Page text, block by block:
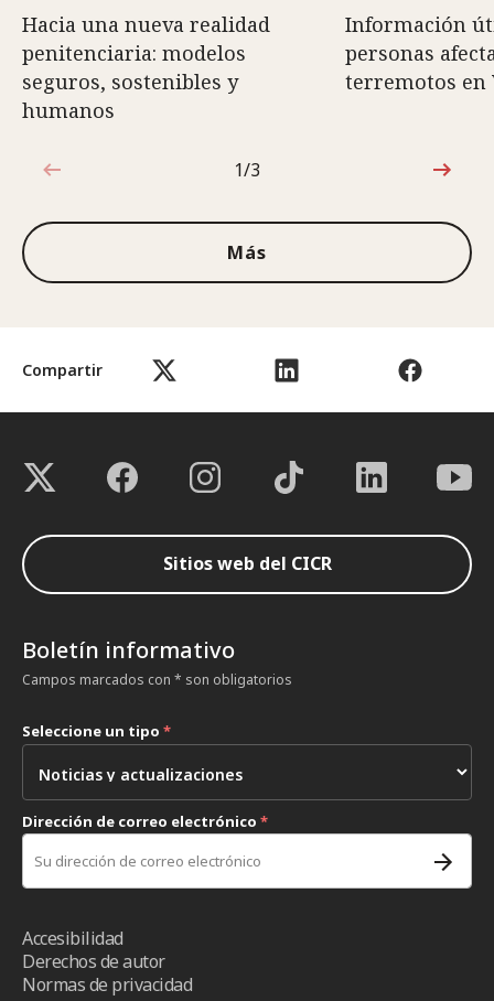
Compartir
Hacia una nueva realidad
penitenciaria: modelos
seguros, sostenibles y
humanos
Información
personas
terremotos en
1de3
1/3
Más
Sitios web del CICR
Boletín informativo
Campos marcados con * son obligatorios
Seleccione un tipo *
Dirección de correo electrónico *
Accesibilidad
Derechos de autor
Normas de privacidad